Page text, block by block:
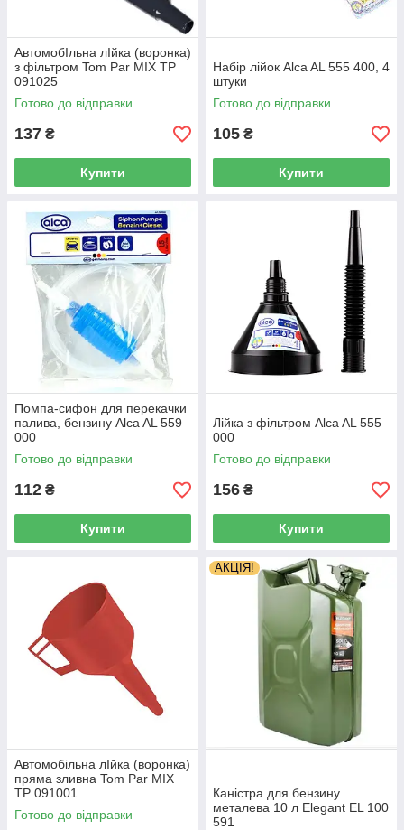
АвтомобІльна лІйка (воронка)
з фільтром Tom Par MIX TP
091025
Готово до відправки
137 ₴
Купити
Набір лійок Alca AL 555 400, 4
штуки
Готово до відправки
105 ₴
Купити
Помпа-сифон для перекачки
палива, бензину Alca AL 559
000
Готово до відправки
112 ₴
Купити
Лійка з фільтром Alca AL 555
000
Готово до відправки
156 ₴
Купити
Автомобільна лІйка (воронка)
пряма зливна Tom Par MIX
TP 091001
Готово до відправки
АКЦІЯ!
Каністра для бензину
металева 10 л Elegant EL 100
591